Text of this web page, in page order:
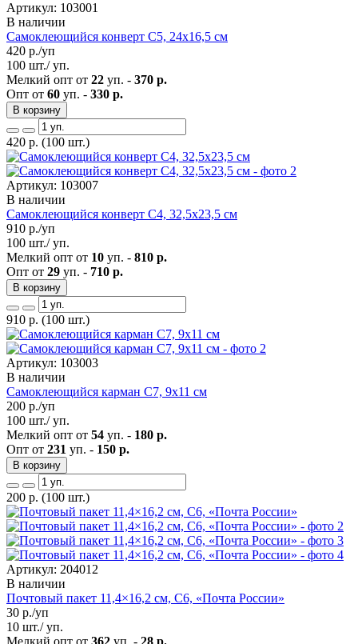
Артикул: 103001
В наличии
Самоклеющийся конверт С5, 24х16,5 см
420 р./уп
100 шт./ уп.
Мелкий опт от 22 уп. - 370 р.
Опт от 60 уп. - 330 р.
В корзину
420 р. (100 шт.)
Артикул: 103007
В наличии
Самоклеющийся конверт С4, 32,5х23,5 см
910 р./уп
100 шт./ уп.
Мелкий опт от 10 уп. - 810 р.
Опт от 29 уп. - 710 р.
В корзину
910 р. (100 шт.)
Артикул: 103003
В наличии
Самоклеющийся карман C7, 9х11 см
200 р./уп
100 шт./ уп.
Мелкий опт от 54 уп. - 180 р.
Опт от 231 уп. - 150 р.
В корзину
200 р. (100 шт.)
Артикул: 204012
В наличии
Почтовый пакет 11,4×16,2 см, C6, «Почта России»
30 р./уп
10 шт./ уп.